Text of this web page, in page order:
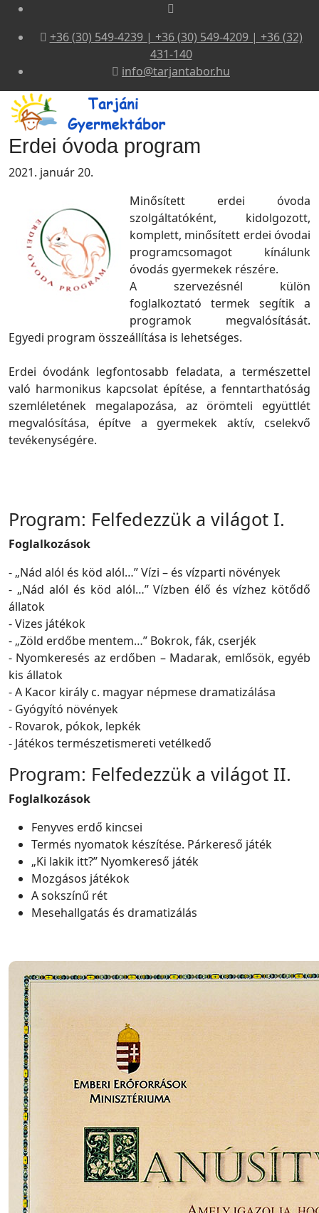
+36 (30) 549-4239 | +36 (30) 549-4209 | +36 (32)
431-140
info@tarjantabor.hu
Erdei óvoda program
2021. január 20.
Minősített erdei óvoda
szolgáltatóként, kidolgozott,
komplett, minősített erdei óvodai
programcsomagot kínálunk
óvodás gyermekek részére.
A szervezésnél külön
foglalkoztató termek segítik a
programok megvalósítását.
Egyedi program összeállítása is lehetséges.
Erdei óvodánk legfontosabb feladata, a természettel
való harmonikus kapcsolat építése, a fenntarthatóság
szemléletének megalapozása, az örömteli együttlét
megvalósítása, építve a gyermekek aktív, cselekvő
tevékenységére.
Program: Felfedezzük a világot I.
Foglalkozások
- „Nád alól és köd alól…” Vízi – és vízparti növények
- „Nád alól és köd alól…” Vízben élő és vízhez kötődő
állatok
- Vizes játékok
- „Zöld erdőbe mentem…” Bokrok, fák, cserjék
- Nyomkeresés az erdőben – Madarak, emlősök, egyéb
kis állatok
- A Kacor király c. magyar népmese dramatizálása
- Gyógyító növények
- Rovarok, pókok, lepkék
- Játékos természetismereti vetélkedő
Program: Felfedezzük a világot II.
Foglalkozások
Fenyves erdő kincsei
Termés nyomatok készítése. Párkereső játék
„Ki lakik itt?” Nyomkereső játék
Mozgásos játékok
A sokszínű rét
Mesehallgatás és dramatizálás